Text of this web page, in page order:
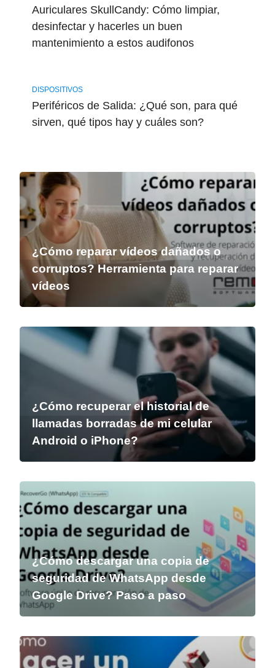
Auriculares SkullCandy: Cómo limpiar,
desinfectar y hacerles un buen
mantenimiento a estos audifonos
DISPOSITIVOS
Periféricos de Salida: ¿Qué son, para qué
sirven, qué tipos hay y cuáles son?
¿Cómo reparar vídeos dañados o
corruptos? Herramienta para reparar
vídeos
¿Cómo recuperar el historial de
llamadas borradas de mi celular
Android o iPhone?
¿Cómo descargar una copia de
seguridad de WhatsApp desde
Google Drive? Paso a paso